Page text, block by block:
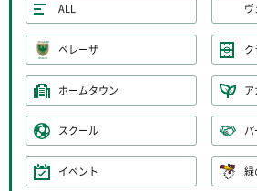
ALL
ベレーザ
ホームタウン
スクール
イベント 緑